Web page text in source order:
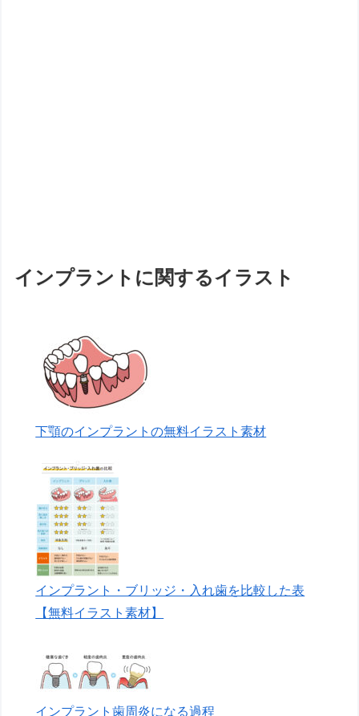
インプラントに関するイラスト
下顎のインプラントの無料イラスト素材
インプラント・ブリッジ・入れ歯を比較した表
【無料イラスト素材】
インプラント歯周炎になる過程